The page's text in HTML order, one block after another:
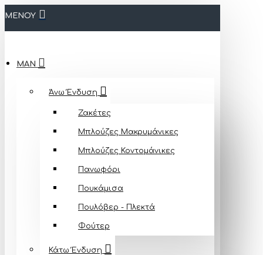
ΜΕΝΟΥ
MAN
Άνω Ένδυση
Ζακέτες
Μπλούζες Mακρυμάνικες
Μπλούζες Κοντομάνικες
Πανωφόρι
Πουκάμισα
Πουλόβερ - Πλεκτά
Φούτερ
Κάτω Ένδυση